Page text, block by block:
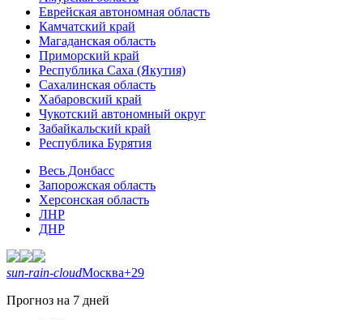
Еврейская автономная область
Камчатский край
Магаданская область
Приморский край
Республика Саха (Якутия)
Сахалинская область
Хабаровский край
Чукотский автономный округ
Забайкальский край
Республика Бурятия
Весь Донбасс
Запорожская область
Херсонская область
ЛНР
ДНР
sun-rain-cloudМосква+29
Прогноз на 7 дней